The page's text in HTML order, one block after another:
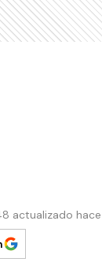
actualizado